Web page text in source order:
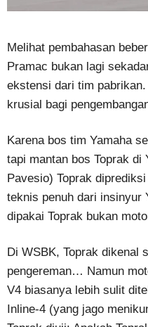
Melihat pembahasan
Pramac bukan lagi
ekstensi dari tim
krusial bagi
Karena bos tim Yamaha
tapi mantan bos Toprak di
Pavesio) Toprak
teknis penuh dari insinyur
dipakai Toprak bukan
Di WSBK, Toprak dikenal
pengereman… Namun
V4 biasanya lebih sulit
Inline-4 (yang jago